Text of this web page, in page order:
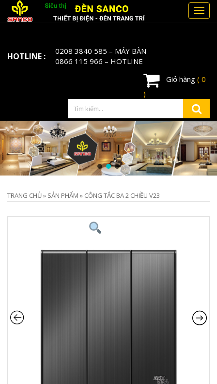
HOTLINE : 0208 3840 585 – MÁY BÀN
0866 115 966 – HOTLINE
Giỏ hàng ( 0
)
TRANG CHỦ» SẢN PHẨM » CÔNG TẮC BA 2 CHIỀU V23